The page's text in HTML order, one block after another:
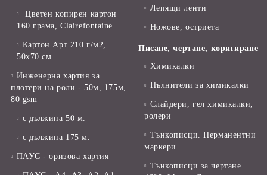
Цветен копирен картон
160 грама, Clairefontaine
Картон Арт 210 г/м2,
50х70 см
Инженерна хартия за
плотери на роли - 50м, 175м,
80 gsm
с дължина 50 м.
с дължина 175 м.
ПАУС - оризова хартия
Лепящи ленти
Ножове, остриета
Писане, чертане, коригиране
Химикалки
Пълнители за химикалки
Слайдери, гел химикалки,
ролери
Тънкописци. Перманентни
маркери
Тънкописци за чертане